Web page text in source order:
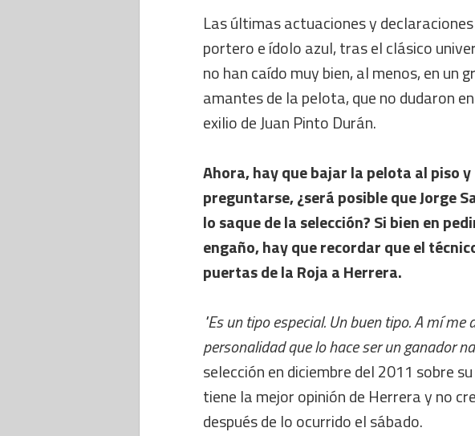
Las últimas actuaciones y
portero e ídolo azul, tras el clásico
no han caído muy bien, al menos, en un
amantes de la pelota, que no dudaron
exilio de Juan Pinto Durán.
Ahora, hay que bajar la pelota al piso y
preguntarse, ¿será posible que Jorge
lo saque de la selección? Si bien en
engaño, hay que recordar que el
puertas de la Roja a Herrera.
"Es un tipo especial. Un buen tipo. A mí me
personalidad que lo hace ser un ganador
selección en diciembre del 2011 sobre
tiene la mejor opinión de Herrera y no
después de lo ocurrido el sábado.